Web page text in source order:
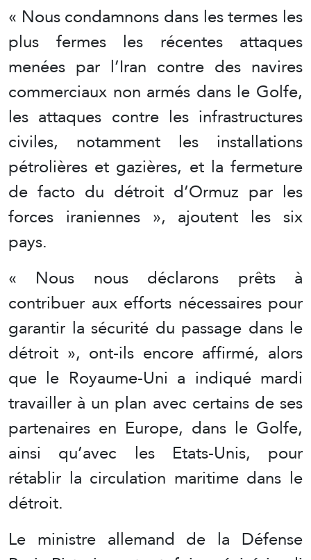
« Nous condamnons dans les termes les
plus fermes les récentes attaques
menées par l’Iran contre des navires
commerciaux non armés dans le Golfe,
les attaques contre les infrastructures
civiles, notamment les installations
pétrolières et gazières, et la fermeture
de facto du détroit d’Ormuz par les
forces iraniennes », ajoutent les six
pays.
« Nous nous déclarons prêts à
contribuer aux efforts nécessaires pour
garantir la sécurité du passage dans le
détroit », ont-ils encore affirmé, alors
que le Royaume-Uni a indiqué mardi
travailler à un plan avec certains de ses
partenaires en Europe, dans le Golfe,
ainsi qu’avec les Etats-Unis, pour
rétablir la circulation maritime dans le
détroit.
Le ministre allemand de la Défense